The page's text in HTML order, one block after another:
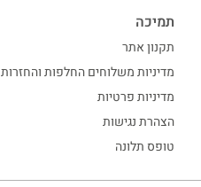
תמיכה
תקנון אתר
מדיניות משלוחים החלפות והחזרות
מדיניות פרטיות
הצהרת נגישות
טופס תלונה